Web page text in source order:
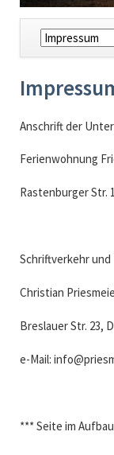
Navigation
überspringen
Anschrift der
Ferienwohnung
Rastenburger Str.
Schriftverkehr
Christian
Breslauer Str. 23,
e-Mail:
*** Seite im